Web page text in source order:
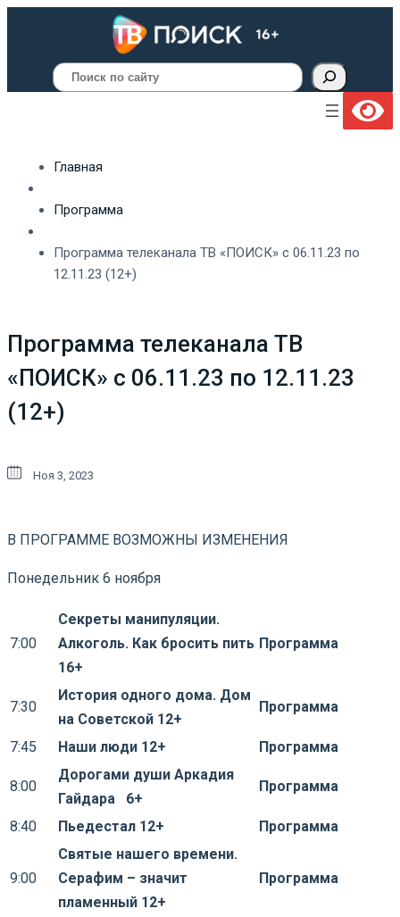
Поиск
Главная
Программа
Программа телеканала ТВ «ПОИСК» с 06.11.23 по
12.11.23 (12+)
Программа телеканала ТВ
«ПОИСК» с 06.11.23 по 12.11.23
(12+)
Ноя 3, 2023
В ПРОГРАММЕ ВОЗМОЖНЫ ИЗМЕНЕНИЯ
Понедельник 6 ноября
7:00
Секреты манипуляции.
Алкоголь. Как бросить пить
16+
Программа
7:30
История одного дома. Дом
на Советской 12+
Программа
7:45 Наши люди 12+ Программа
8:00
Дорогами души Аркадия
Гайдара 6+
Программа
8:40 Пьедестал 12+ Программа
9:00
Святые нашего времени.
Серафим – значит
пламенный 12+
Программа